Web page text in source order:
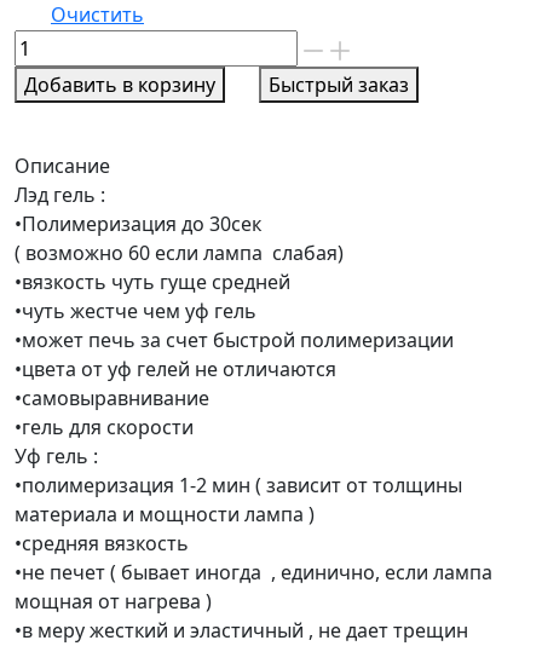
Очистить
Количество
товара
Силкар
НОВИНКА
спарклинг
виолет
Добавить в корзину Быстрый заказ
Описание
Лэд гель :
•Полимеризация до 30сек
( возможно 60 если лампа слабая)
•вязкость чуть гуще средней
•чуть жестче чем уф гель
•может печь за счет быстрой полимеризации
•цвета от уф гелей не отличаются
•самовыравнивание
•гель для скорости
Уф гель :
•полимеризация 1-2 мин ( зависит от толщины
материала и мощности лампа )
•средняя вязкость
•не печет ( бывает иногда , единично, если лампа
мощная от нагрева )
•в меру жесткий и эластичный , не дает трещин